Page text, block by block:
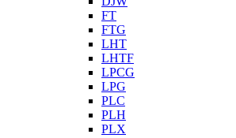
FT
FTG
LHT
LHTF
LPCG
LPG
PLC
PLH
PLX